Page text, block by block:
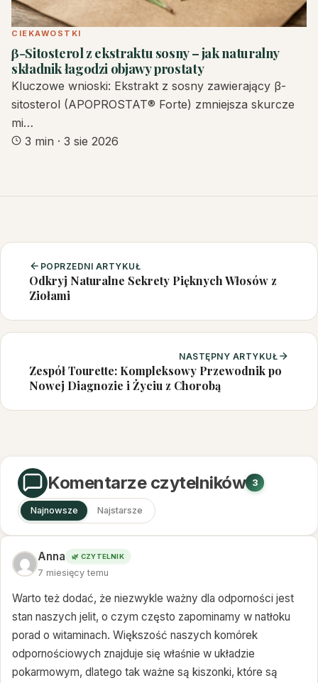
CIEKAWOSTKI
β-Sitosterol z ekstraktu sosny – jak naturalny
składnik łagodzi objawy prostaty
Kluczowe wnioski: Ekstrakt z sosny zawierający β-
sitosterol (APOPROSTAT® Forte) zmniejsza skurcze
mi…
3 min · 3 sie 2026
POPRZEDNI ARTYKUŁ
Odkryj Naturalne Sekrety Pięknych Włosów z
Ziołami
NASTĘPNY ARTYKUŁ
Zespół Tourette: Kompleksowy Przewodnik po
Nowej Diagnozie i Życiu z Chorobą
Komentarze czytelników 3
Najnowsze Najstarsze
Anna 🌿 CZYTELNIK
7 miesięcy temu
Warto też dodać, że niezwykle ważny dla odporności jest
stan naszych jelit, o czym często zapominamy w natłoku
porad o witaminach. Większość naszych komórek
odpornościowych znajduje się właśnie w układzie
pokarmowym, dlatego tak ważne są kiszonki, które są